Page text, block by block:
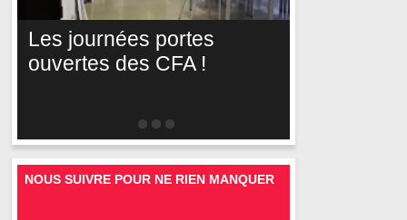
Les journées portes
ouvertes des CFA !
NOUS SUIVRE POUR NE RIEN MANQUER